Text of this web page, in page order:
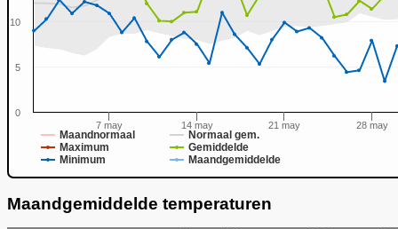
Maandnormaal
Normaal gem.
Maximum
Gemiddelde
Minimum
Maandgemiddelde
7 may 14 may 21 may 28 may
0
5
10
Maandgemiddelde temperaturen